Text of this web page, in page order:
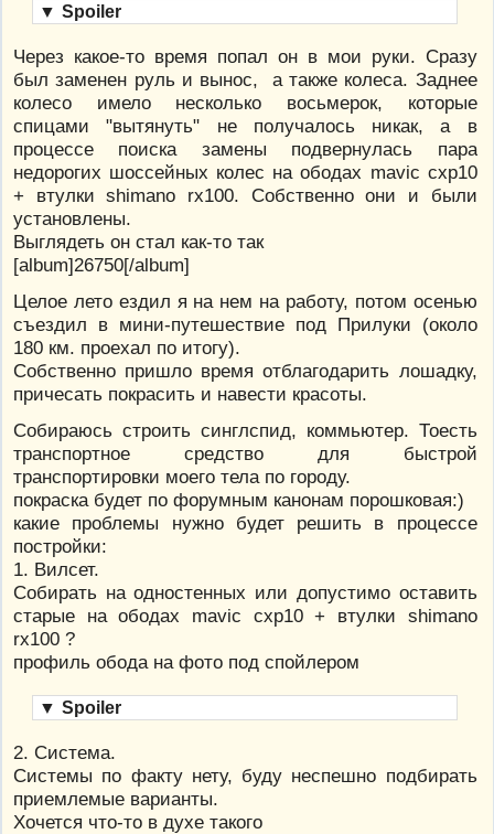
▼ Spoiler
Через какое-то время попал он в мои руки. Сразу
был заменен руль и вынос, а также колеса. Заднее
колесо имело несколько восьмерок, которые
спицами "вытянуть" не получалось никак, а в
процессе поиска замены подвернулась пара
недорогих шоссейных колес на ободах mavic cxp10
+ втулки shimano rx100. Собственно они и были
установлены.
Выглядеть он стал как-то так
[album]26750[/album]
Целое лето ездил я на нем на работу, потом осенью
съездил в мини-путешествие под Прилуки (около
180 км. проехал по итогу).
Собственно пришло время отблагодарить лошадку,
причесать покрасить и навести красоты.
Собираюсь строить синглспид, коммьютер. Тоесть
транспортное средство для быстрой
транcпортировки моего тела по городу.
покраска будет по форумным канонам порошковая:)
какие проблемы нужно будет решить в процессе
постройки:
1. Вилсет.
Собирать на одностенных или допустимо оставить
старые на ободах mavic cxp10 + втулки shimano
rx100 ?
профиль обода на фото под спойлером
▼ Spoiler
2. Система.
Системы по факту нету, буду неспешно подбирать
приемлемые варианты.
Хочется что-то в духе такого